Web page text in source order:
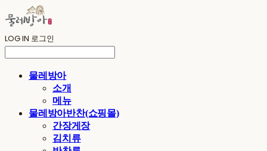
LOG IN 로그인
물레방아
소개
메뉴
물레방아반찬(쇼핑몰)
간장게장
김치류